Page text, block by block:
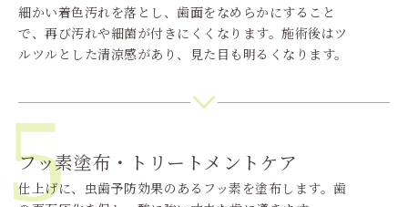
細かい着色汚れを落とし、歯面をなめらかにすること
で、再び汚れや細菌が付きにくくなります。施術後はツ
ルツルとした清涼感があり、見た目も明るくなります。
5
フッ素塗布・トリートメントケア
仕上げに、虫歯予防効果のあるフッ素を塗布します。歯